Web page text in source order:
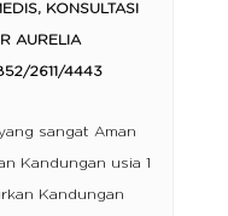
KONSULTASI
AURELIA
2611/4443
sangat Aman
Kandungan usia 1
Kandungan